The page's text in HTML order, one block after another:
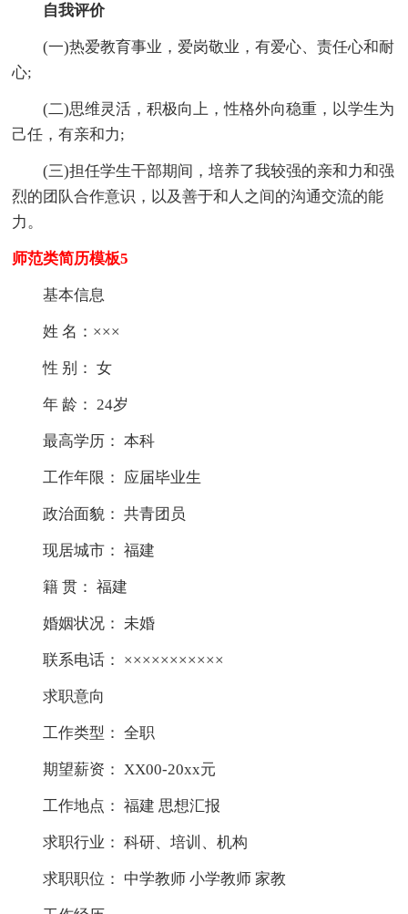
自我评价
(一)热爱教育事业，爱岗敬业，有爱心、责任心和耐
心;
(二)思维灵活，积极向上，性格外向稳重，以学生为
己任，有亲和力;
(三)担任学生干部期间，培养了我较强的亲和力和强
烈的团队合作意识，以及善于和人之间的沟通交流的能
力。
师范类简历模板5
基本信息
姓 名：×××
性 别： 女
年 龄： 24岁
最高学历： 本科
工作年限： 应届毕业生
政治面貌： 共青团员
现居城市： 福建
籍 贯： 福建
婚姻状况： 未婚
联系电话： ×××××××××××
求职意向
工作类型： 全职
期望薪资： XX00-20xx元
工作地点： 福建 思想汇报
求职行业： 科研、培训、机构
求职职位： 中学教师 小学教师 家教